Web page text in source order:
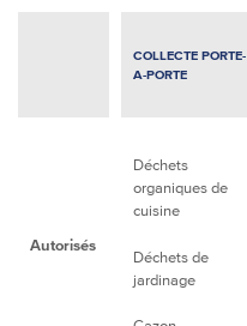
COLLECTE PORTE-
A-PORTE
Autorisés
Déchets
organiques de
cuisine
Déchets de
jardinage